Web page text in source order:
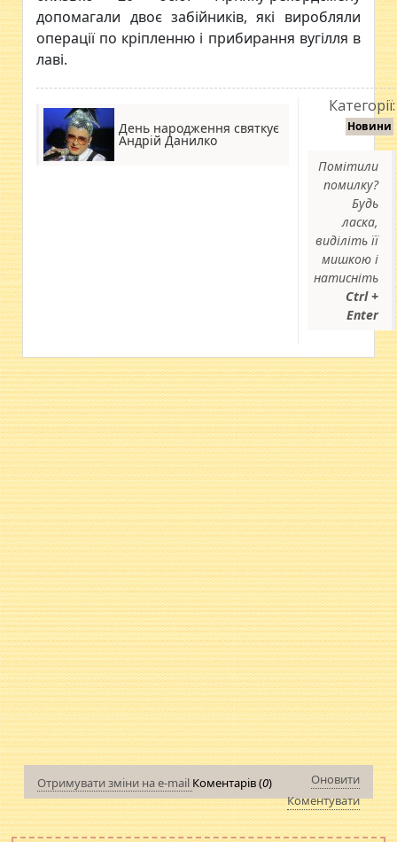
допомагали двоє забійників, які виробляли
операції по кріпленню і прибирання вугілля в
лаві.
День народження святкує
Андрій Данилко
Категорії:
Новини
Помітили
помилку?
Будь
ласка,
виділіть її
мишкою і
натисніть
Ctrl +
Enter
Отримувати зміни на e-mail Коментарів (0)
Оновити
Коментувати